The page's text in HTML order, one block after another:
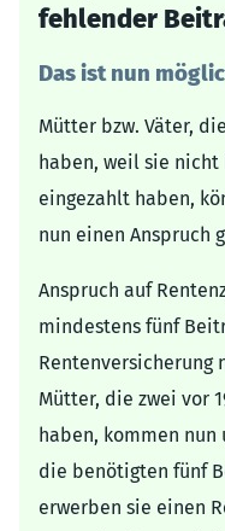
fehlender
Das ist nun
Mütter bzw. Väter,
haben, weil sie
eingezahlt haben,
nun einen Anspruch
Anspruch auf
mindestens fünf
Rentenversicherung
Mütter, die zwei vor
haben, kommen
die benötigten fünf
erwerben sie einen